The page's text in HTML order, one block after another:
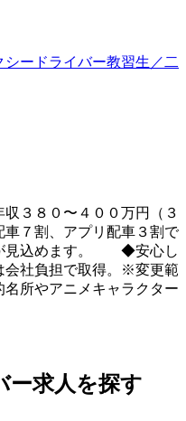
ードライバー教習生／二
３８０〜４００万円（３
７割、アプリ配車３割で
が見込めます。 ◆安心し
社負担で取得。※変更範
所やアニメキャラクター
ー求人を探す